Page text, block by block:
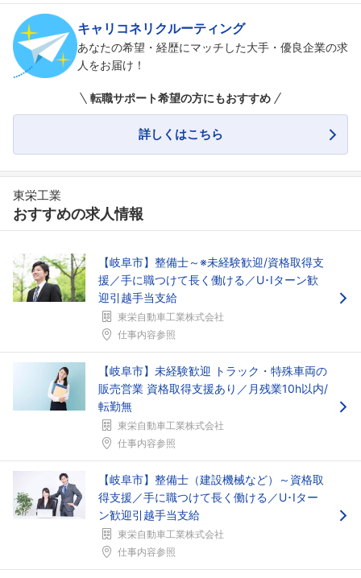
キャリコネリクルーティング
あなたの希望・経歴にマッチした大手・優良企業の求
人をお届け！
転職サポート希望の方にもおすすめ
詳しくはこちら
東栄工業
おすすめの求人情報
【岐阜市】整備士～※未経験歓迎/資格取得支
援／手に職つけて長く働ける／U･Iターン歓
迎引越手当支給
東栄自動車工業株式会社
仕事内容参照
【岐阜市】未経験歓迎 トラック・特殊車両の
販売営業 資格取得支援あり／月残業10h以内/
転勤無
東栄自動車工業株式会社
仕事内容参照
【岐阜市】整備士（建設機械など）～資格取
得支援／手に職つけて長く働ける／U･Iター
ン歓迎引越手当支給
東栄自動車工業株式会社
仕事内容参照